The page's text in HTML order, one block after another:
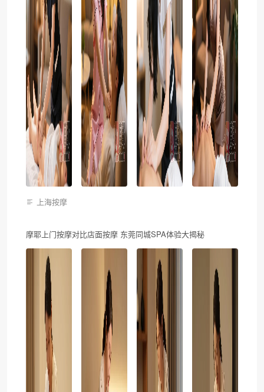
上海按摩
摩耶上门按摩对比店面按摩 东莞同城SPA体验大揭秘